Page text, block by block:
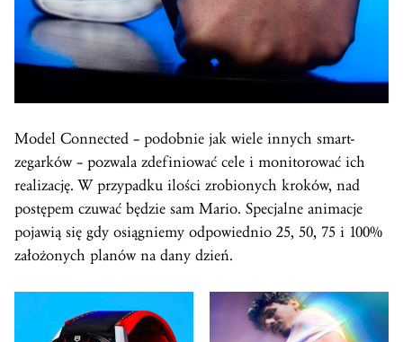
Model Connected – podobnie jak wiele innych smart-
zegarków – pozwala zdefiniować cele i monitorować ich
realizację. W przypadku ilości zrobionych kroków, nad
postępem czuwać będzie sam Mario. Specjalne animacje
pojawią się gdy osiągniemy odpowiednio 25, 50, 75 i 100%
założonych planów na dany dzień.